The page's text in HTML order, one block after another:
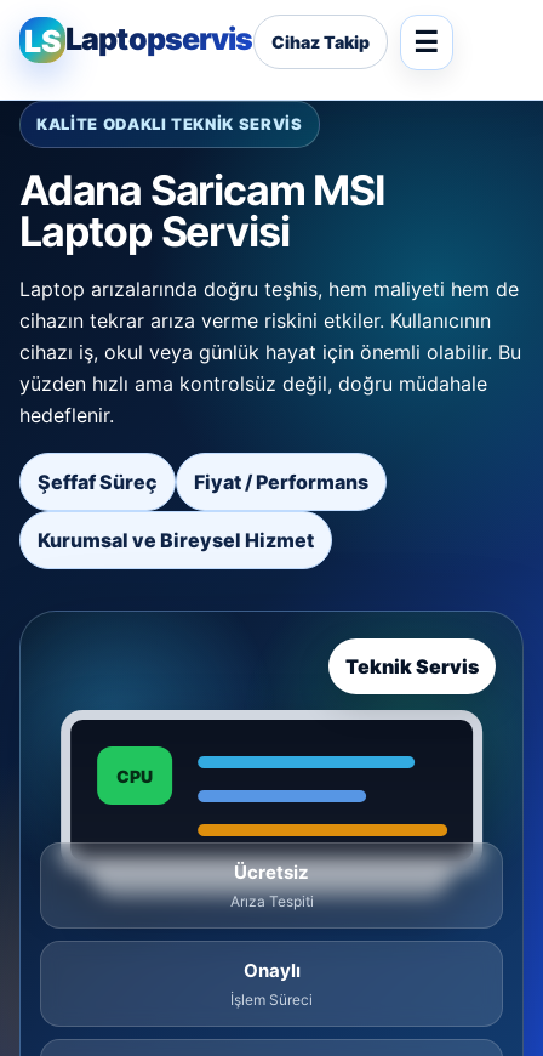
LSLaptopservis Cihaz Takip
KALİTE ODAKLI TEKNİK SERVİS
Adana Saricam MSI
Laptop Servisi
Laptop arızalarında doğru teşhis, hem maliyeti hem de
cihazın tekrar arıza verme riskini etkiler. Kullanıcının
cihazı iş, okul veya günlük hayat için önemli olabilir. Bu
yüzden hızlı ama kontrolsüz değil, doğru müdahale
hedeflenir.
Şeffaf Süreç Fiyat / Performans
Kurumsal ve Bireysel Hizmet
CPU
Teknik Servis
Ücretsiz
Arıza Tespiti
Onaylı
İşlem Süreci